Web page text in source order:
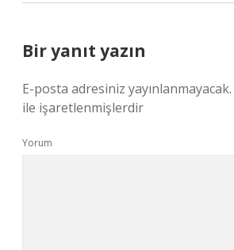
Bir yanıt yazın
E-posta adresiniz yayınlanmayacak.
ile işaretlenmişlerdir
Yorum